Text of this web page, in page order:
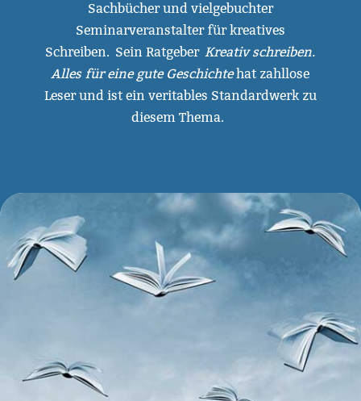
Sachbücher und vielgebuchter
Seminarveranstalter für kreatives
Schreiben. Sein RatgeberKreativ schreiben.
Alles für eine gute Geschichtehat zahllose
Leser und ist ein veritables Standardwerk zu
diesem Thema.